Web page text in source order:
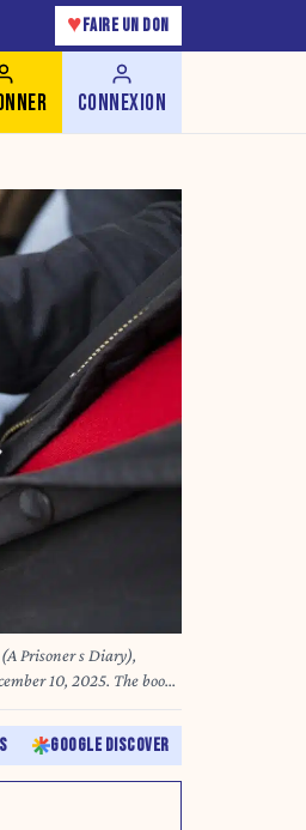
♥ FAIRE UN DON
CONNEXION
Prisoner s Diary),
10, 2025. The book
homme tient un
de la seance de
Francaise a la Librairie
GOOGLE DISCOVER